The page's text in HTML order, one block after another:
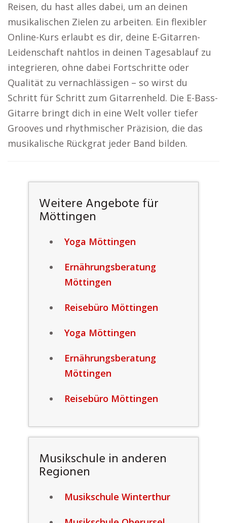
Reisen, du hast alles dabei, um an deinen
musikalischen Zielen zu arbeiten. Ein flexibler
Online-Kurs erlaubt es dir, deine E-Gitarren-
Leidenschaft nahtlos in deinen Tagesablauf zu
integrieren, ohne dabei Fortschritte oder
Qualität zu vernachlässigen – so wirst du
Schritt für Schritt zum Gitarrenheld. Die E-Bass-
Gitarre bringt dich in eine Welt voller tiefer
Grooves und rhythmischer Präzision, die das
musikalische Rückgrat jeder Band bilden.
Weitere Angebote für
Möttingen
Yoga Möttingen
Ernährungsberatung
Möttingen
Reisebüro Möttingen
Yoga Möttingen
Ernährungsberatung
Möttingen
Reisebüro Möttingen
Musikschule in anderen
Regionen
Musikschule Winterthur